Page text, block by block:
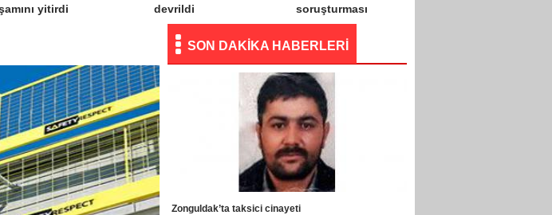
yitirdi
devrildi
soruşturması
SON DAKİKA HABERLERİ
Zonguldak’ta taksici cinayeti